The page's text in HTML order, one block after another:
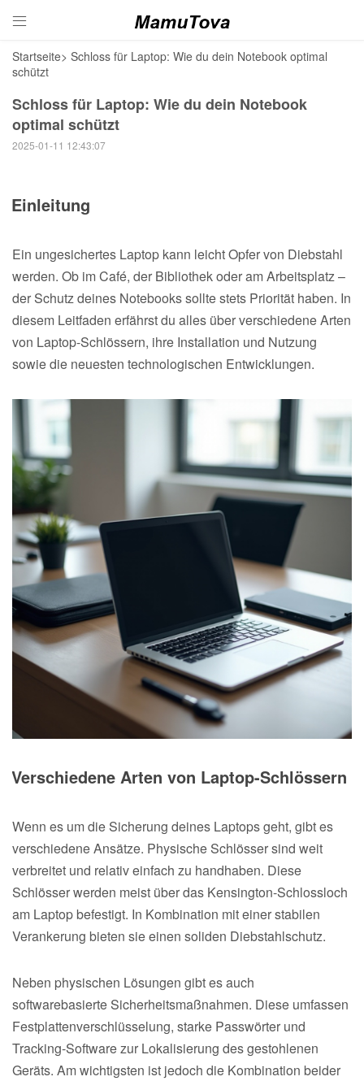

Startseite> Schloss für Laptop: Wie du dein Notebook optimal
schützt
Schloss für Laptop: Wie du dein Notebook
optimal schützt
2025-01-11 12:43:07
Einleitung
Ein ungesichertes Laptop kann leicht Opfer von Diebstahl
werden. Ob im Café, der Bibliothek oder am Arbeitsplatz –
der Schutz deines Notebooks sollte stets Priorität haben. In
diesem Leitfaden erfährst du alles über verschiedene Arten
von Laptop-Schlössern, ihre Installation und Nutzung
sowie die neuesten technologischen Entwicklungen.
Verschiedene Arten von Laptop-Schlössern
Wenn es um die Sicherung deines Laptops geht, gibt es
verschiedene Ansätze. Physische Schlösser sind weit
verbreitet und relativ einfach zu handhaben. Diese
Schlösser werden meist über das Kensington-Schlossloch
am Laptop befestigt. In Kombination mit einer stabilen
Verankerung bieten sie einen soliden Diebstahlschutz.
Neben physischen Lösungen gibt es auch
softwarebasierte Sicherheitsmaßnahmen. Diese umfassen
Festplattenverschlüsselung, starke Passwörter und
Tracking-Software zur Lokalisierung des gestohlenen
Geräts. Am wichtigsten ist jedoch die Kombination beider